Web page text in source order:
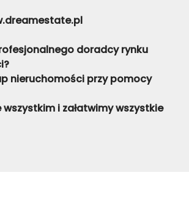
doradcy rynku
nieruchomości przy pomocy
wszystkim i załatwimy wszystkie